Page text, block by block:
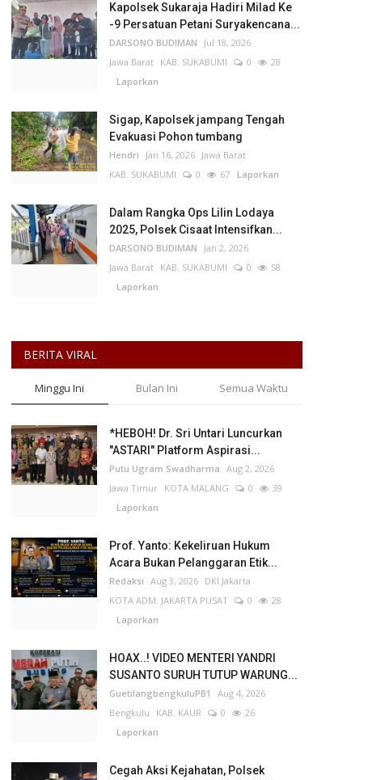
Kapolsek Sukaraja Hadiri Milad Ke
-9 Persatuan Petani Suryakencana...
DARSONO BUDIMAN
Jul 18, 2026
Jawa Barat KAB. SUKABUMI 0
28
Laporkan
Sigap, Kapolsek jampang Tengah
Evakuasi Pohon tumbang
Hendri Jan 16, 2026 Jawa Barat
KAB. SUKABUMI
0 67 Laporkan
Dalam Rangka Ops Lilin Lodaya
2025, Polsek Cisaat Intensifkan...
DARSONO BUDIMAN
Jan 2, 2026
Jawa Barat KAB. SUKABUMI 0
58
Laporkan
BERITA VIRAL
Minggu Ini Bulan Ini Semua Waktu
*HEBOH! Dr. Sri Untari Luncurkan
"ASTARI" Platform Aspirasi...
Putu Ugram Swadharma Aug 2, 2026
Jawa Timur KOTA MALANG 0
39
Laporkan
Prof. Yanto: Kekeliruan Hukum
Acara Bukan Pelanggaran Etik...
Redaksi Aug 3, 2026 DKI Jakarta
KOTA ADM. JAKARTA PUSAT
0
28
Laporkan
HOAX..! VIDEO MENTERI YANDRI
SUSANTO SURUH TUTUP WARUNG...
GuetilangbengkuluPB1
Aug 4, 2026
Bengkulu
KAB. KAUR 0
26
Laporkan
Cegah Aksi Kejahatan, Polsek